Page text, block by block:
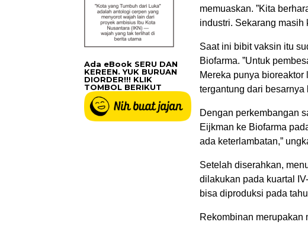
memuaskan. ”Kita
industri. Sekarang masih
Saat ini bibit vaksin itu
Biofarma. ”Untuk
Mereka punya
tergantung dari besarnya
Dengan perkembangan
Eijkman ke Biofarma
ada keterlambatan,”
Setelah diserahkan,
dilakukan pada kuartal
bisa diproduksi pada
Rekombinan merupakan
Ada eBook SERU DAN
KEREEN. YUK BURUAN
DIORDER!!! KLIK
TOMBOL BERIKUT